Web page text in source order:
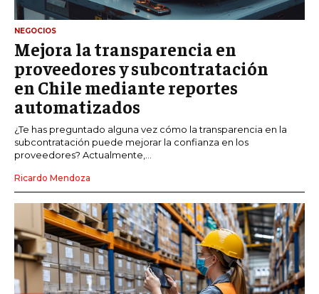
NEGOCIOS
Mejora la transparencia en
proveedores y subcontratación
en Chile mediante reportes
automatizados
¿Te has preguntado alguna vez cómo la transparencia en la
subcontratación puede mejorar la confianza en los
proveedores? Actualmente,...
Ricardo Mendoza